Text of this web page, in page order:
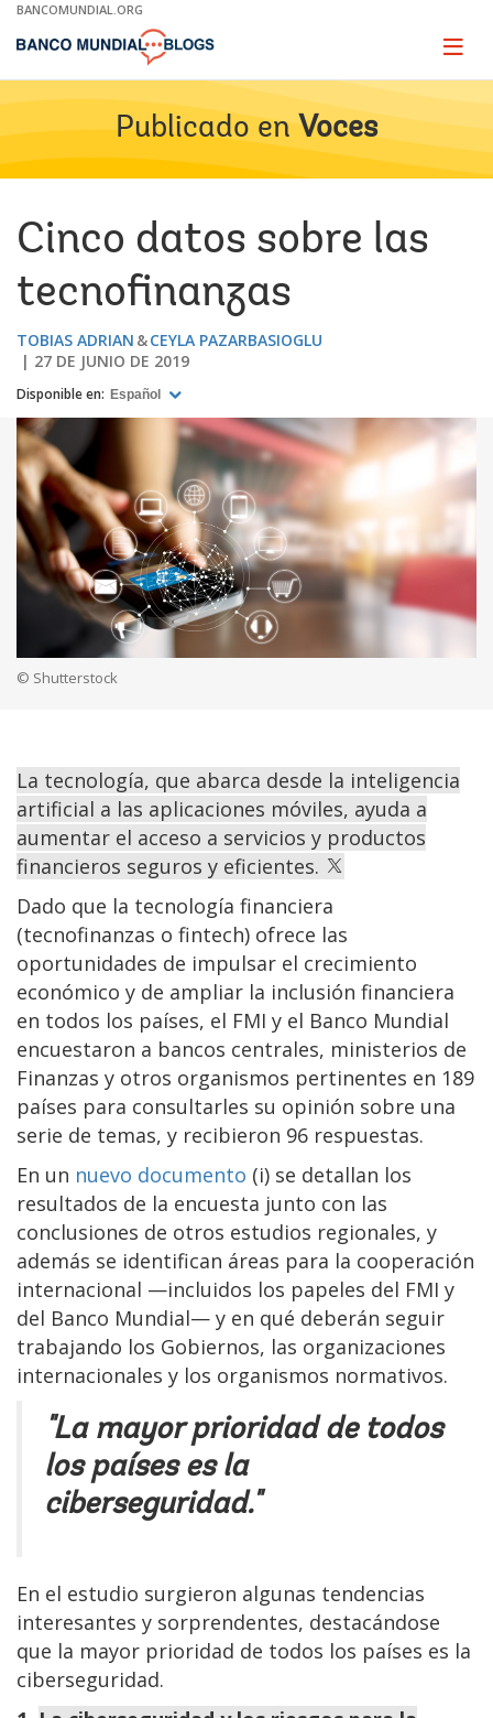
Skip
Main
BANCOMUNDIAL.ORG
Page
Publicado en Voces
Cinco datos sobre las
tecnofinanzas
TOBIAS ADRIAN
CEYLA PAZARBASIOGLU
27 DE JUNIO DE 2019
Disponible en: Español
© Shutterstock
La tecnología, que abarca desde la inteligencia
artificial a las aplicaciones móviles, ayuda a
aumentar el acceso a servicios y productos
financieros seguros y eficientes.
Dado que la tecnología financiera
(tecnofinanzas o fintech) ofrece las
oportunidades de impulsar el crecimiento
económico y de ampliar la inclusión financiera
en todos los países, el FMI y el Banco Mundial
encuestaron a bancos centrales, ministerios de
Finanzas y otros organismos pertinentes en 189
países para consultarles su opinión sobre una
serie de temas, y recibieron 96 respuestas.
En un nuevo documento (i) se detallan los
resultados de la encuesta junto con las
conclusiones de otros estudios regionales, y
además se identifican áreas para la cooperación
internacional —incluidos los papeles del FMI y
del Banco Mundial— y en qué deberán seguir
trabajando los Gobiernos, las organizaciones
internacionales y los organismos normativos.
"La mayor prioridad de todos
los países es la
ciberseguridad."
En el estudio surgieron algunas tendencias
interesantes y sorprendentes, destacándose
que la mayor prioridad de todos los países es la
ciberseguridad.